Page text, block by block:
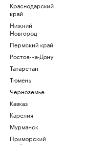
Краснодарский
край
Нижний
Новгород
Пермский край
Ростов-на-Дону
Татарстан
Тюмень
Черноземье
Кавказ
Карелия
Мурманск
Приморский